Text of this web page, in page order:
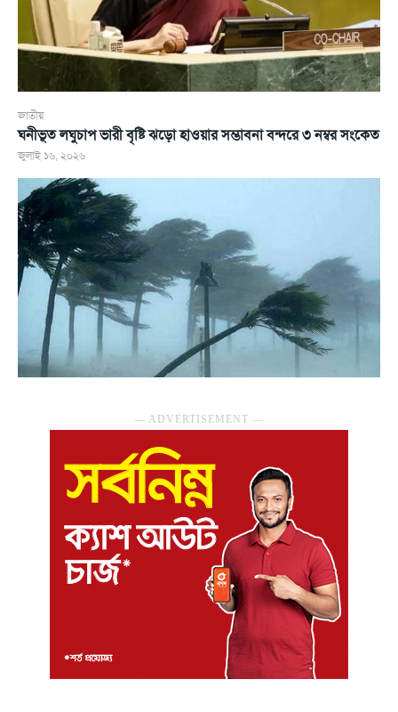
জাতীয়
ঘনীভূত লঘুচাপ ভারী বৃষ্টি ঝড়ো হাওয়ার সম্ভাবনা বন্দরে ৩ নম্বর সংকেত
জুলাই ১৬, ২০২৬
― ADVERTISEMENT ―